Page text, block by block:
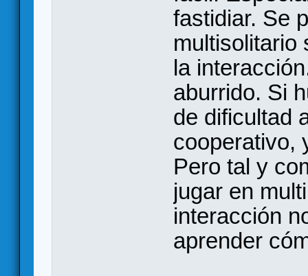
fastidiar. Se
multisolitario
la
aburrido. Si
de dificultad
cooperativo,
Pero tal y
jugar en
interacción
aprender